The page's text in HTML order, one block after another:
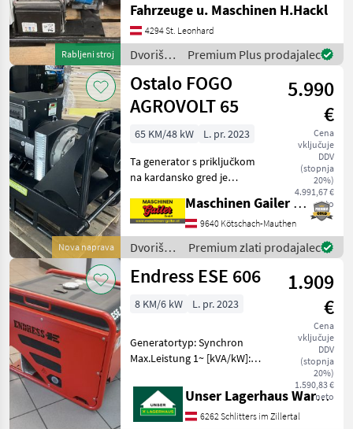
Rabljeni stroj
Steckdose, AVR - Regelung
und Stundenzähler ( 34
Betriebsstunden ) !
Angetrieben wird der
Generat
Fahrzeuge u. Maschinen H.Hackl
4294 St. Leonhard
Dvoriščna
mehanizacija
/ Elmag
Premium Plus prodajalec
Nova naprava
Ostalo FOGO
AGROVOLT 65
5.990
€
Cena
vključuje
DDV
(stopnja
20%)
4.991,67 €
neto
65 KM/48 kW
L. pr. 2023
Ta generator s priključkom
na kardansko gred je
in digitalnim zaslonom.
Cena 38 kVA 3.390.-- Cena
27 kVA 2.990.-- Cena 22 kVA
3.690.-
Maschinen Gailer GmbH
9640 Kötschach-Mauthen
Dvoriščna
mehanizacija
/
Premium zlati prodajalec
Endress ESE 606
1.909
€
Cena
vključuje
DDV
(stopnja
20%)
1.590,83 €
neto
8 KM/6 kW L. pr. 2023
Generatortyp: Synchron
Max.Leistung 1~ [kVA/kW]:
[kVA/kW]: 6.0/5.5
Nennspannung [V]: 230
Motortyp / Startsystem:
Unser Lagerhaus Warenhandelsges.m.b.H.
6262 Schlitters im Zillertal